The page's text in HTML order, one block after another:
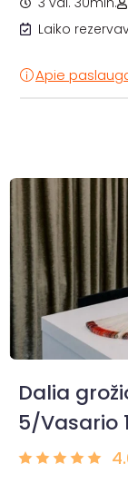
Laiko
Apie
Dalia
5/Vasario